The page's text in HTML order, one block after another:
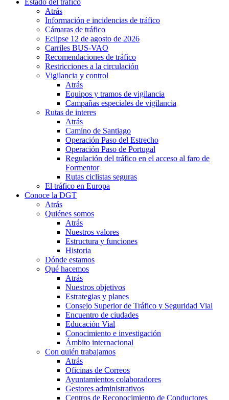
Estado del tráfico
Atrás
Información e incidencias de tráfico
Cámaras de tráfico
Eclipse 12 de agosto de 2026
Carriles BUS-VAO
Recomendaciones de tráfico
Restricciones a la circulación
Vigilancia y control
Atrás
Equipos y tramos de vigilancia
Campañas especiales de vigilancia
Rutas de interes
Atrás
Camino de Santiago
Operación Paso del Estrecho
Operación Paso de Portugal
Regulación del tráfico en el acceso al faro de
Formentor
Rutas ciclistas seguras
El tráfico en Europa
Conoce la DGT
Atrás
Quiénes somos
Atrás
Nuestros valores
Estructura y funciones
Historia
Dónde estamos
Qué hacemos
Atrás
Nuestros objetivos
Estrategias y planes
Consejo Superior de Tráfico y Seguridad Vial
Encuentro de ciudades
Educación Vial
Conocimiento e investigación
Ámbito internacional
Con quién trabajamos
Atrás
Oficinas de Correos
Ayuntamientos colaboradores
Gestores administrativos
Centros de Reconocimiento de Conductores